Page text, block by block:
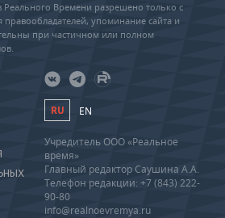
Реального Времени разрешено только с
правообладателей, упоминание сайта и
при частичном или полном
RU EN
Учредитель ООО «Реальное
время»
Главный редактор Саушина А.А.
Телефон редакции: +7 (843) 222-
90-80
info@realnoevremya.ru